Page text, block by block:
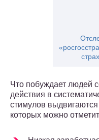
Что побуждает людей
действия в
стимулов
которых можно